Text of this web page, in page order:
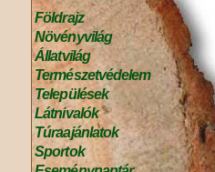
Földrajz
Növényvilág
Állatvilág
Természetvédelem
Települések
Látnivalók
Túraajánlatok
Sportok